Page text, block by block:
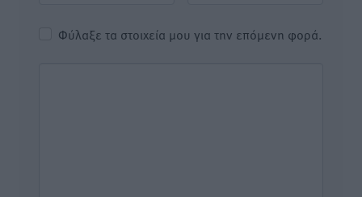
Φύλαξε τα στοιχεία μου για την επόμενη φορά.